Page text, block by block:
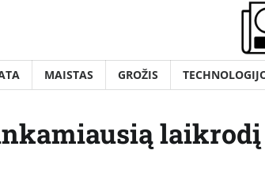
MAISTAS GROŽIS
laikrodį